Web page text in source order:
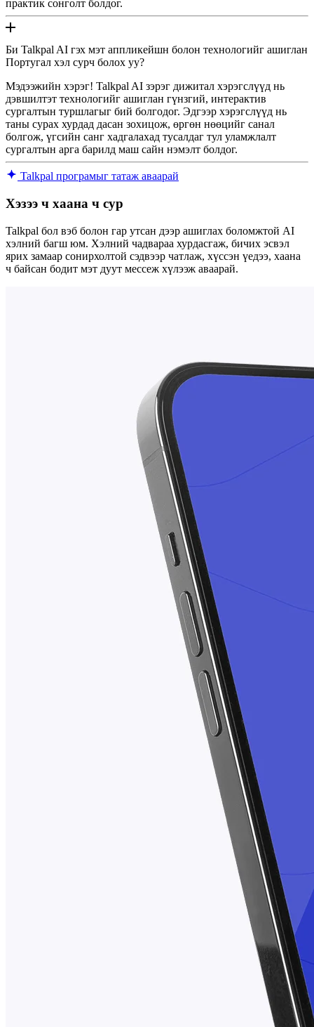
практик сонголт болдог.
Би Talkpal AI гэх мэт аппликейшн болон технологийг ашиглан
Португал хэл сурч болох уу?
Мэдээжийн хэрэг! Talkpal AI зэрэг дижитал хэрэгслүүд нь
дэвшилтэт технологийг ашиглан гүнзгий, интерактив
сургалтын туршлагыг бий болгодог. Эдгээр хэрэгслүүд нь
таны сурах хурдад дасан зохицож, өргөн нөөцийг санал
болгож, үгсийн санг хадгалахад тусалдаг тул уламжлалт
сургалтын арга барилд маш сайн нэмэлт болдог.
Talkpal програмыг татаж аваарай
Хэзээ ч хаана ч сур
Talkpal бол вэб болон гар утсан дээр ашиглах боломжтой AI
хэлний багш юм. Хэлний чадвараа хурдасгаж, бичих эсвэл
ярих замаар сонирхолтой сэдвээр чатлаж, хүссэн үедээ, хаана
ч байсан бодит мэт дуут мессеж хүлээж аваарай.